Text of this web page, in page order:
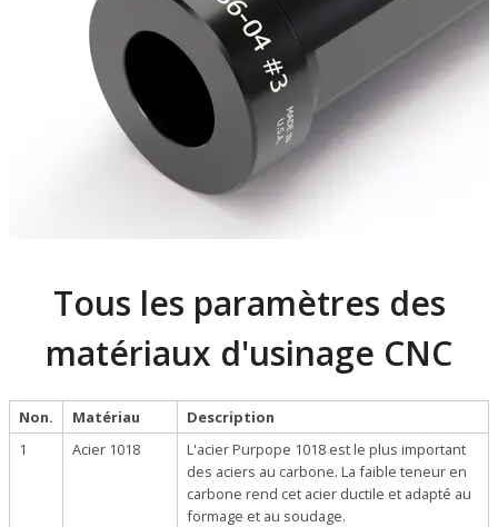
Tous les paramètres des
matériaux d'usinage CNC
Non. Matériau
Description
1
Acier 1018
L'acier Purpope 1018 est le plus important
des aciers au carbone. La faible teneur en
carbone rend cet acier ductile et adapté au
formage et au soudage.